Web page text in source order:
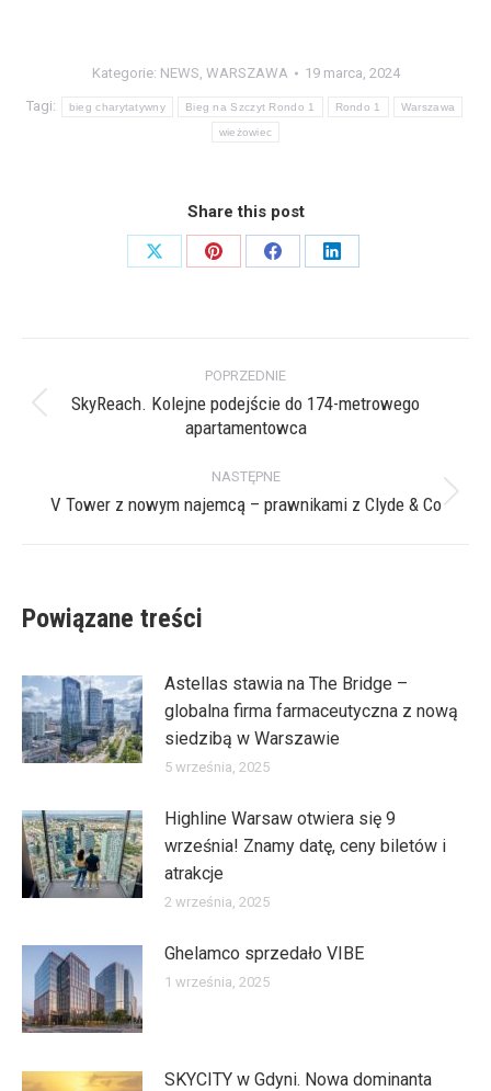
Kategorie: NEWS WARSZAWA 19 marca, 2024
Tagi: bieg charytatywny Bieg na Szczyt Rondo 1 Rondo 1 Warszawa
wieżowiec
Share this post
Share
Share
Share
Share
wpisów
POPRZEDNIE
Poprzedni
SkyReach. Kolejne podejście do 174-metrowego
apartamentowca
NASTĘPNE
Następny
V Tower z nowym najemcą – prawnikami z Clyde & Co
Powiązane treści
Astellas stawia na The Bridge –
globalna firma farmaceutyczna z nową
siedzibą w Warszawie
5 września, 2025
Highline Warsaw otwiera się 9
września! Znamy datę, ceny biletów i
atrakcje
2 września, 2025
Ghelamco sprzedało VIBE
1 września, 2025
SKYCITY w Gdyni. Nowa dominanta